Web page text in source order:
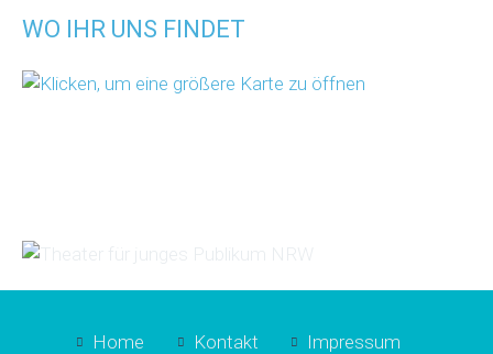
WO IHR UNS FINDET
Home Kontakt Impressum